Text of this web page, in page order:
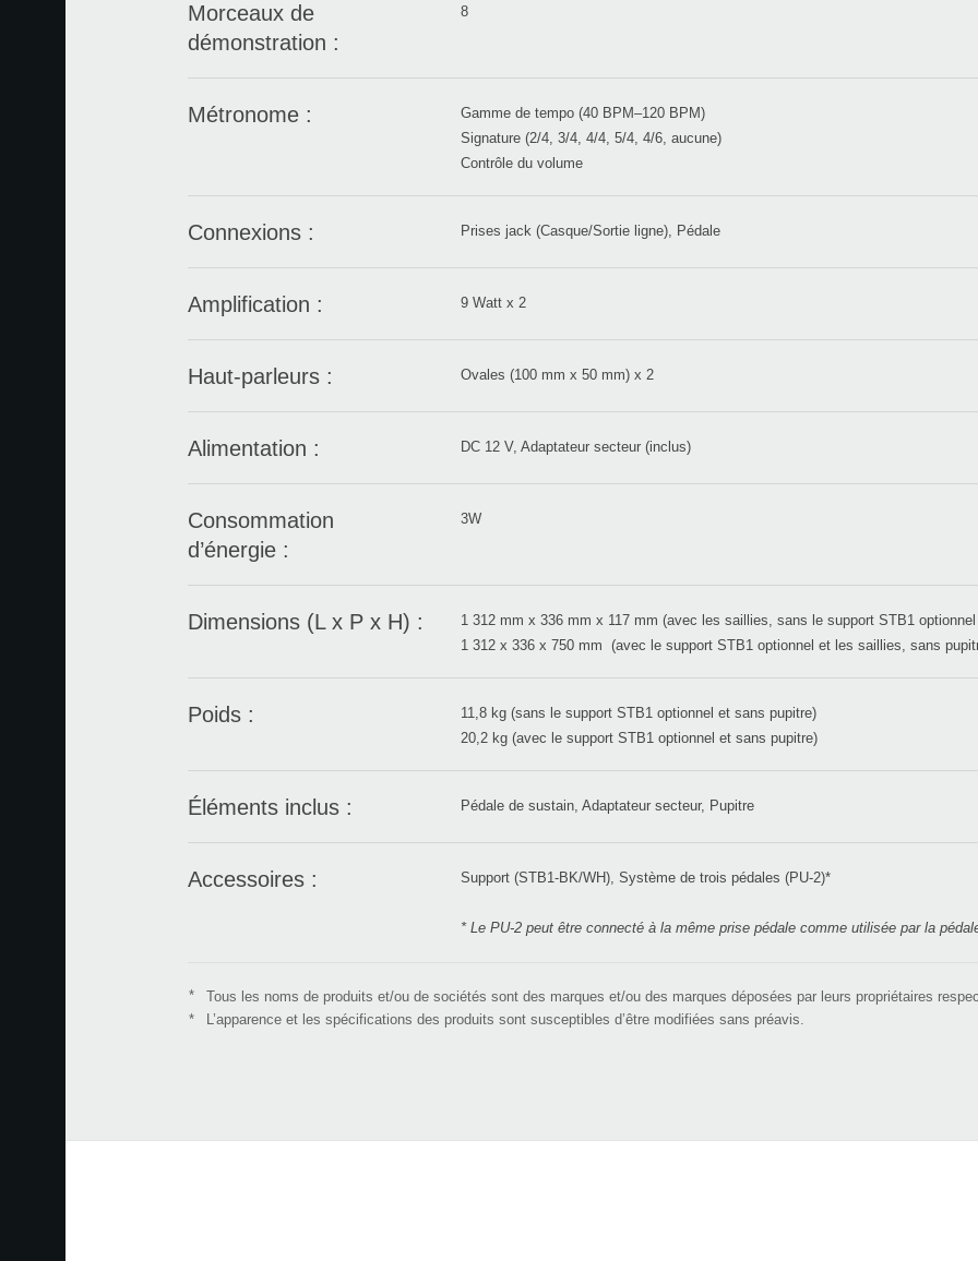
Morceaux de
démonstration :
8
Métronome :
Gamme de tempo (40 BPM–120 BPM)
Signature (2/4, 3/4, 4/4, 5/4, 4/6, aucune)
Contrôle du volume
Connexions : Prises jack (Casque/Sortie ligne), Pédale
Amplification : 9 Watt x 2
Haut-parleurs : Ovales (100 mm x 50 mm) x 2
Alimentation : DC 12 V, Adaptateur secteur (inclus)
Consommation
d’énergie :
3W
Dimensions (L x P x H) :
1 312 mm x 336 mm x 117 mm (avec les saillies, sans le support STB1
1 312 x 336 x 750 mm (avec le support STB1 optionnel et les saillies, sans
Poids :
11,8 kg (sans le support STB1 optionnel et sans pupitre)
20,2 kg (avec le support STB1 optionnel et sans pupitre)
Éléments inclus : Pédale de sustain, Adaptateur secteur, Pupitre
Accessoires : Support (STB1-BK/WH), Système de trois pédales (PU-2)*
* Le PU-2 peut être connecté à la même prise pédale comme utilisée par la
* Tous les noms de produits et/ou de sociétés sont des marques et/ou des marques déposées par leurs propriétaires
*
L’apparence et les spécifications des produits sont susceptibles d’être modifiées sans préavis.